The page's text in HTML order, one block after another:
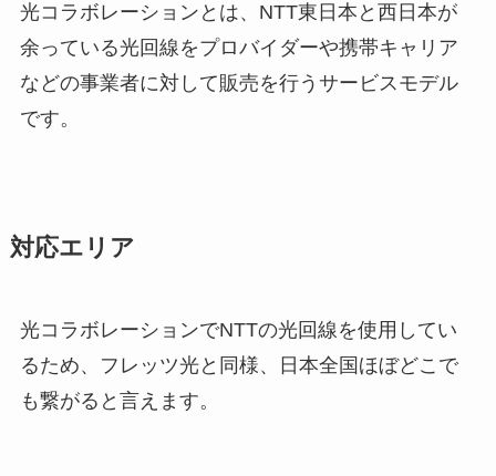
光コラボレーションとは、NTT東日本と西日本が
余っている光回線をプロバイダーや携帯キャリア
などの事業者に対して販売を行うサービスモデル
です。
対応エリア
光コラボレーションでNTTの光回線を使用してい
るため、フレッツ光と同様、日本全国ほぼどこで
も繋がると言えます。